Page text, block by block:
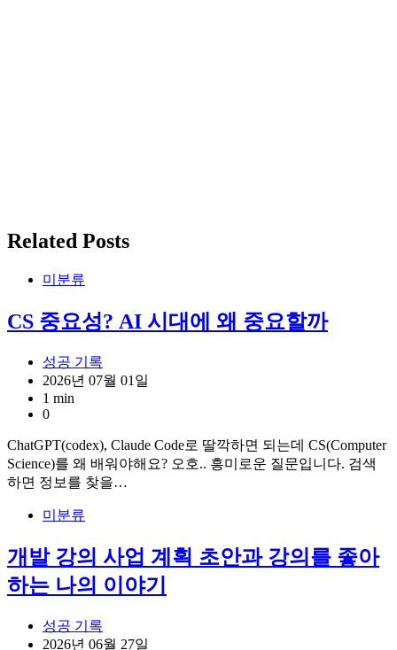
Related Posts
미분류
CS 중요성? AI 시대에 왜 중요할까
성공 기록
2026년 07월 01일
1 min
0
ChatGPT(codex), Claude Code로 딸깍하면 되는데 CS(Computer
Science)를 왜 배워야해요? 오호.. 흥미로운 질문입니다. 검색
하면 정보를 찾을…
미분류
개발 강의 사업 계획 초안과 강의를 좋아
하는 나의 이야기
성공 기록
2026년 06월 27일